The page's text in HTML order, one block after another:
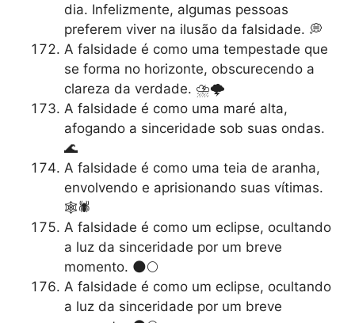
dia. Infelizmente, algumas pessoas
preferem viver na ilusão da falsidade. 💭
A falsidade é como uma tempestade que
se forma no horizonte, obscurecendo a
clareza da verdade. ⛈️🌩️
A falsidade é como uma maré alta,
afogando a sinceridade sob suas ondas.
🌊
A falsidade é como uma teia de aranha,
envolvendo e aprisionando suas vítimas.
🕸️🕷️
A falsidade é como um eclipse, ocultando
a luz da sinceridade por um breve
momento. 🌑🌕
A falsidade é como um eclipse, ocultando
a luz da sinceridade por um breve